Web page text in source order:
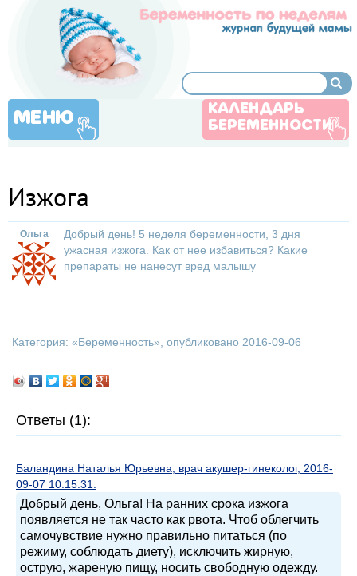
МЕНЮ
КАЛЕНДАРЬ
БЕРЕМЕННОСТИ
Изжога
Ольга
Добрый день! 5 неделя беременности, 3 дня
ужасная изжога. Как от нее избавиться? Какие
препараты не нанесут вред малышу
Категория: «Беременность», опубликовано 2016-09-06
Ответы (1):
Баландина Наталья Юрьевна, врач акушер-гинеколог, 2016-
09-07 10:15:31:
Добрый день, Ольга! На ранних срока изжога
появляется не так часто как рвота. Чтоб облегчить
самочувствие нужно правильно питаться (по
режиму, соблюдать диету), исключить жирную,
острую, жареную пищу, носить свободную одежду.